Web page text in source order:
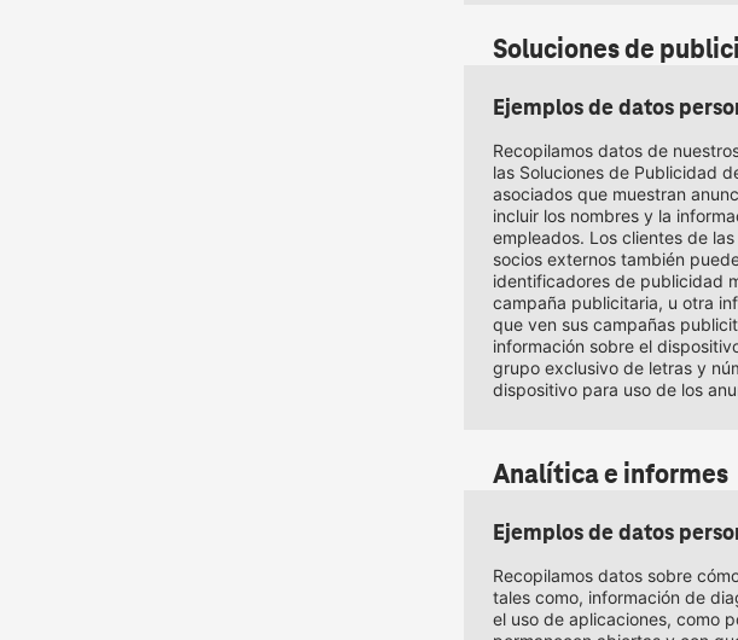
Soluciones de
Ejemplos de datos
Recopilamos datos de
las Soluciones de Publicidad
asociados que muestran
incluir los nombres y la
empleados. Los clientes de
socios externos también
identificadores de publicidad
campaña publicitaria, u otra
que ven sus campañas
información sobre el
grupo exclusivo de letras y
dispositivo para uso de los
Analítica e informes
Ejemplos de datos
Recopilamos datos sobre
tales como, información de
el uso de aplicaciones, como